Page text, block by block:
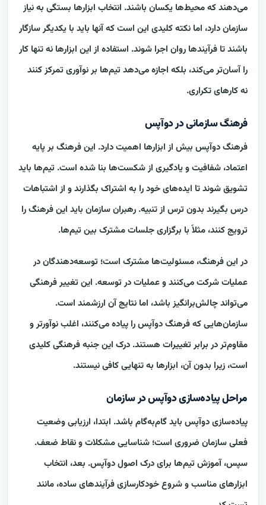
می‌دهند که محیط‌ها یکسان باشند. انتخاب ابزارها بستگی به نیاز
سازمان دارد، اما نکته کلیدی این است که آنها باید با یکدیگر سازگار
باشند تا فرآیندها روان اجرا شوند. استفاده از این ابزارها نه تنها کار
را آسان‌تر می‌کند، بلکه اجازه می‌دهد تیم‌ها بر نوآوری تمرکز کنند
نه کارهای تکراری.
فرهنگ سازمانی در دوآپس
فرهنگ دوآپس بیش از ابزارها اهمیت دارد. این فرهنگ بر پایه
اعتماد، شفافیت و یادگیری از شکست‌ها بنا شده است. تیم‌ها باید
تشویق شوند تا ایده‌های خود را به اشتراک بگذارند و از اشتباهات
درس بگیرند بدون ترس از تنبیه. رهبران سازمان باید این فرهنگ را
ترویج کنند، مثلاً با برگزاری جلسات مشترک بین تیم‌ها.
در این فرهنگ، مسئولیت‌ها مشترک است؛ توسعه‌دهندگان در
عملیات شرکت می‌کنند و عملیات در توسعه. این تغییر فرهنگی
می‌تواند چالش‌برانگیز باشد، اما نتایج آن ارزشمند است.
سازمان‌هایی که فرهنگ دوآپس را پیاده می‌کنند، اغلب نوآورتر و
مقاوم‌تر در برابر تغییرات هستند. درک این جنبه فرهنگی کلیدی
است، زیرا بدون آن، ابزارها به تنهایی کافی نیستند.
مراحل پیاده‌سازی دوآپس در سازمان
پیاده‌سازی دوآپس باید گام‌به‌گام باشد. ابتدا، ارزیابی وضعیت
فعلی سازمان ضروری است؛ شناسایی مشکلات و نقاط ضعف.
سپس، آموزش تیم‌ها برای درک اصول دوآپس. بعد، انتخاب
ابزارهای مناسب و شروع خودکارسازی فرآیندهای ساده، مانند